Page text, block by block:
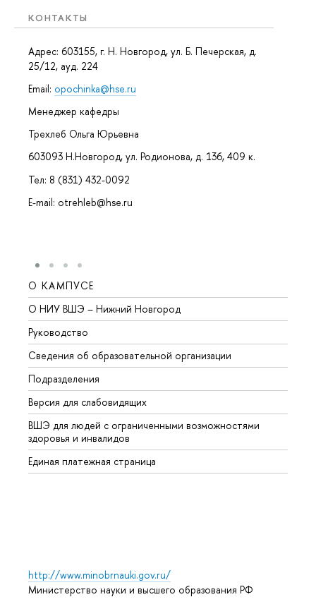
КОНТАКТЫ
Адрес: 603155, г. Н. Новгород, ул. Б. Печерская, д.
25/12, ауд. 224
Email: opochinka@hse.ru
Менеджер кафедры
Трехлеб Ольга Юрьевна
603093 Н.Новгород, ул. Родионова, д. 136, 409 к.
Тел: 8 (831) 432-0092
E-mail: otrehleb@hse.ru
О КАМПУСЕ
О НИУ ВШЭ – Нижний Новгород
Руководство
Сведения об образовательной организации
Подразделения
Версия для слабовидящих
ВШЭ для людей с ограниченными возможностями
здоровья и инвалидов
Единая платежная страница
http://www.minobrnauki.gov.ru/
Министерство науки и высшего образования РФ